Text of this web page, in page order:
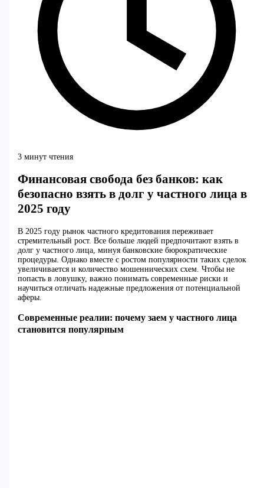
3 минут чтения
Финансовая свобода без банков: как
безопасно взять в долг у частного лица в
2025 году
В 2025 году рынок частного кредитования переживает
стремительный рост. Все больше людей предпочитают взять в
долг у частного лица, минуя банковские бюрократические
процедуры. Однако вместе с ростом популярности таких сделок
увеличивается и количество мошеннических схем. Чтобы не
попасть в ловушку, важно понимать современные риски и
научиться отличать надежные предложения от потенциальной
аферы.
Современные реалии: почему заем у частного лица
становится популярным